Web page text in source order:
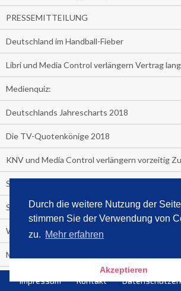
Durch die weitere Nutzung der Seite
stimmen Sie der Verwendung von
zu. Mehr erfahren
Akzeptieren
PRESSEMITTEILUNG
Deutschland im Handball-Fieber
Libri und Media Control verlängern Vertrag
Medienquiz:
Deutschlands Jahrescharts 2018
Die TV-Quotenkönige 2018
KNV und Media Control verlängern vorzeitig
STRENG VERTRAULICH
Streaming verändert TV?
Welcher TV-Sender hat seine Marktanteile
Michelle for President!
Impressum Kontakt